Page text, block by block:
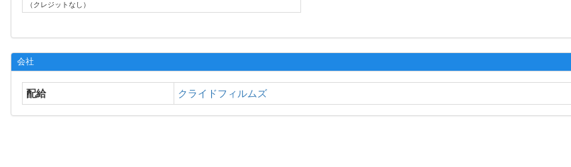
（クレジットなし）
会社
配給 クライドフィルムズ